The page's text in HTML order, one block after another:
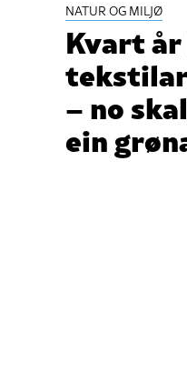
NATUR OG MILJØ
Kvart
– no
ein